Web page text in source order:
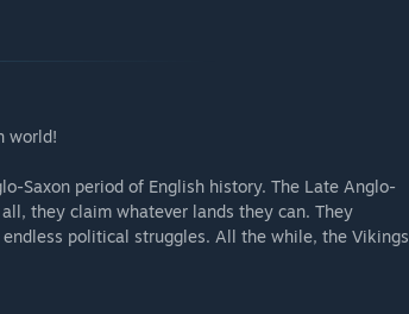
world!
Saxon period of English history. The Late Anglo-
they claim whatever lands they can. They
political struggles. All the while, the Vikings